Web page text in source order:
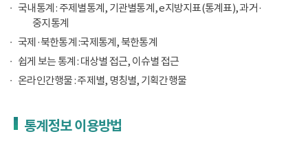
국내통계 : 주제별통계, 기관별통계, e지방지표(통계표), 과거·
중지통계
국제·북한통계 :국제통계, 북한통계
쉽게 보는 통계 : 대상별 접근, 이슈별 접근
온라인간행물 : 주제별, 명칭별, 기획간행물
통계정보 이용방법